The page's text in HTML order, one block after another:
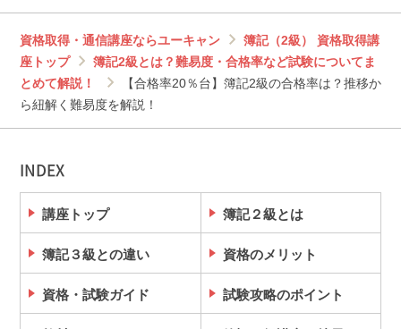
資格取得・通信講座ならユーキャン
簿記（2級） 資格取得講
座トップ
簿記2級とは？難易度・合格率など試験についてま
とめて解説！
【合格率20％台】簿記2級の合格率は？推移か
ら紐解く難易度を解説！
INDEX
講座トップ 簿記２級とは
簿記３級との違い 資格のメリット
資格・試験ガイド 試験攻略のポイント